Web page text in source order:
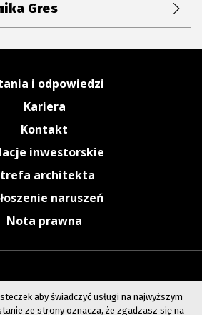
Gres
i odpowiedzi
Kariera
Kontakt
inwestorskie
architekta
naruszeń
Nota prawna
aby świadczyć usługi na najwyższym
ze strony oznacza, że zgadzasz się na